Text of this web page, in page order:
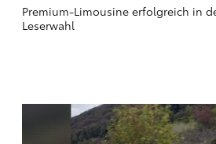
Premium-Limousine erfolgreich in
Leserwahl